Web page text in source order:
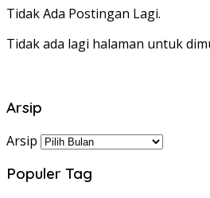
Tidak Ada Postingan Lagi.
Tidak ada lagi halaman untuk
Arsip
Arsip
Populer Tag